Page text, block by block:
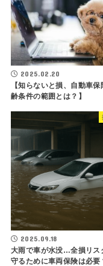
2025.02.20
【知らないと損、自動車保
齢条件の範囲とは？】
2025.09.18
大雨で車が水没…全損リス
守るために車両保険は必要